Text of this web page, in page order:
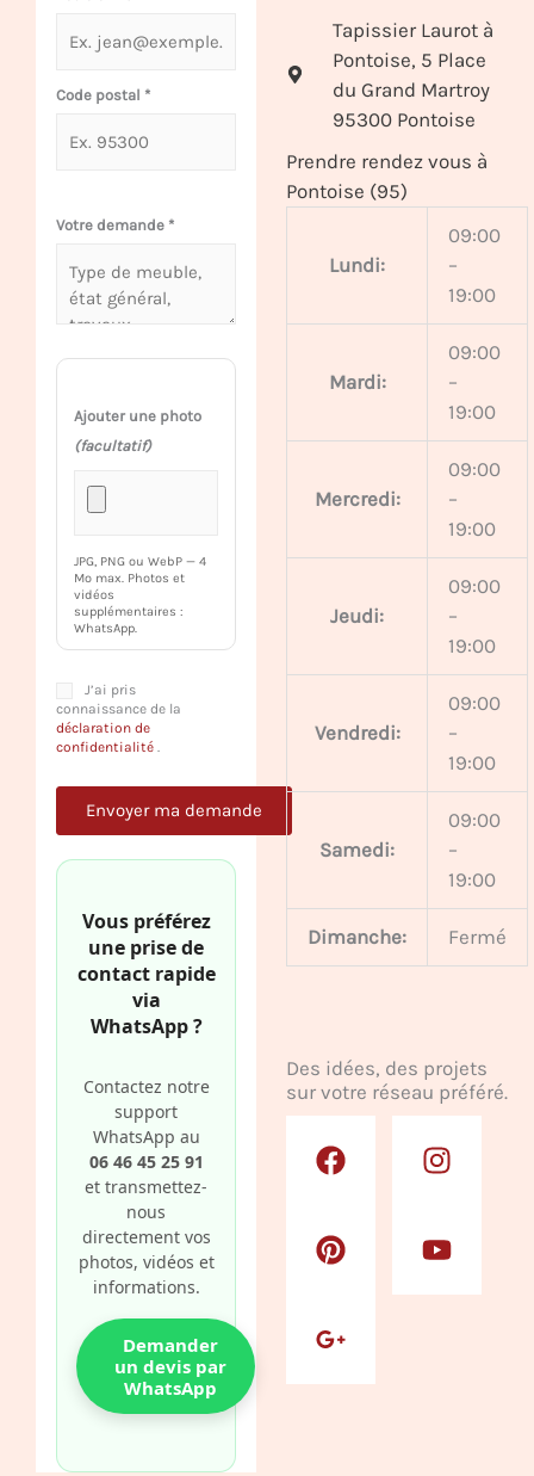
Code postal *
Votre demande *
Ajouter une photo
(facultatif)
JPG, PNG ou WebP — 4
Mo max. Photos et
vidéos
supplémentaires :
WhatsApp.
J’ai pris
connaissance de la
déclaration de
confidentialité .
Vous préférez
une prise de
contact rapide
via
WhatsApp ?
Contactez notre
support
WhatsApp au
06 46 45 25 91
et transmettez-
nous
directement vos
photos, vidéos et
informations.
Demander
un devis par
WhatsApp
Tapissier Laurot à
Pontoise, 5 Place
du Grand Martroy
95300 Pontoise
Prendre rendez vous à
Pontoise (95)
Lundi:
09:00
–
19:00
Mardi:
09:00
–
19:00
Mercredi:
09:00
–
19:00
Jeudi:
09:00
–
19:00
Vendredi:
09:00
–
19:00
Samedi:
09:00
–
19:00
Dimanche: Fermé
Des idées, des projets
sur votre réseau préféré.
a
b
k
n
a
i
e
s
o
u
o
l
p